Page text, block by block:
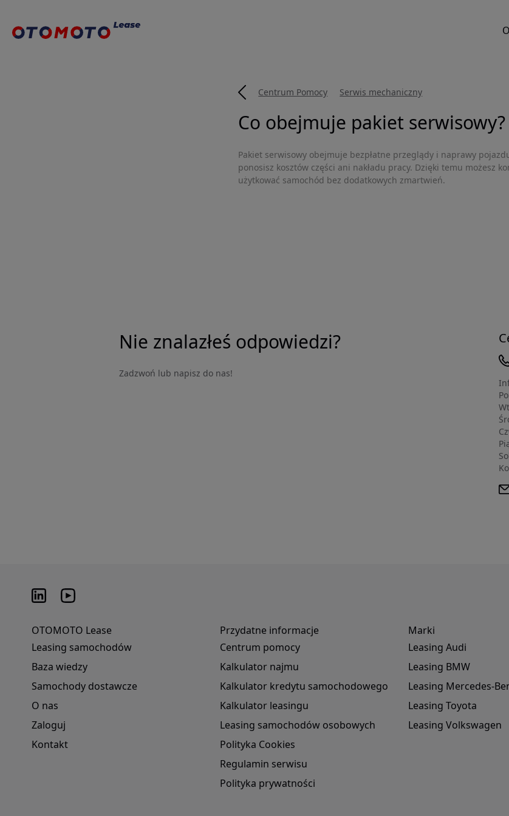
Centrum Pomocy Serwis mechaniczny
Co obejmuje pakiet serwisowy?
Pakiet serwisowy obejmuje bezpłatne przeglądy i naprawy
ponosisz kosztów części ani nakładu pracy. Dzięki temu możesz
użytkować samochód bez dodatkowych zmartwień.
Nie znalazłeś odpowiedzi?
Zadzwoń lub napisz do nas!
OTOMOTO Lease
Leasing samochodów
Baza wiedzy
Samochody dostawcze
O nas
Zaloguj
Kontakt
Przydatne informacje
Centrum pomocy
Kalkulator najmu
Kalkulator kredytu samochodowego
Kalkulator leasingu
Leasing samochodów osobowych
Polityka Cookies
Regulamin serwisu
Polityka prywatności
Marki
Leasing Audi
Leasing BMW
Leasing Mercedes-
Leasing Toyota
Leasing Volkswagen